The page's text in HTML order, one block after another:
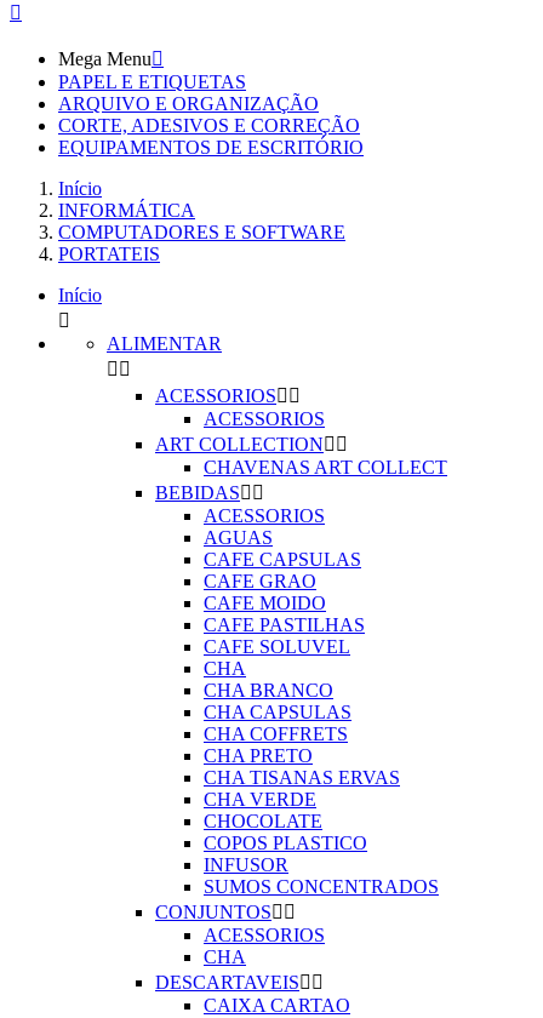

Mega Menu
PAPEL E ETIQUETAS
ARQUIVO E ORGANIZAÇÃO
CORTE, ADESIVOS E CORREÇÃO
EQUIPAMENTOS DE ESCRITÓRIO
Início
INFORMÁTICA
COMPUTADORES E SOFTWARE
PORTATEIS
Início

ALIMENTAR
 
ACESSORIOS 
ACESSORIOS
ART COLLECTION 
CHAVENAS ART COLLECT
BEBIDAS 
ACESSORIOS
AGUAS
CAFE CAPSULAS
CAFE GRAO
CAFE MOIDO
CAFE PASTILHAS
CAFE SOLUVEL
CHA
CHA BRANCO
CHA CAPSULAS
CHA COFFRETS
CHA PRETO
CHA TISANAS ERVAS
CHA VERDE
CHOCOLATE
COPOS PLASTICO
INFUSOR
SUMOS CONCENTRADOS
CONJUNTOS 
ACESSORIOS
CHA
DESCARTAVEIS 
CAIXA CARTAO